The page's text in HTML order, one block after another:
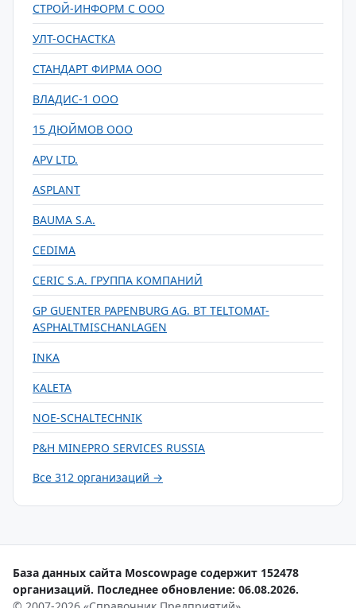
СТРОЙ-ИНФОРМ С ООО
УЛТ-ОСНАСТКА
СТАНДАРТ ФИРМА ООО
ВЛАДИС-1 ООО
15 ДЮЙМОВ ООО
APV LTD.
ASPLANT
BAUMA S.A.
CEDIMA
CERIC S.A. ГРУППА КОМПАНИЙ
GP GUENTER PAPENBURG AG. BT TELTOMAT-
ASPHALTMISCHANLAGEN
INKA
KALETA
NOE-SCHALTECHNIK
P&H MINEPRO SERVICES RUSSIA
Все 312 организаций →
База данных сайта Moscowpage содержит 152478
организаций. Последнее обновление: 06.08.2026.